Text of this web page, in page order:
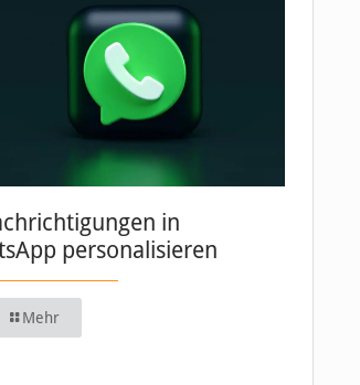
in
personalisieren
Mehr